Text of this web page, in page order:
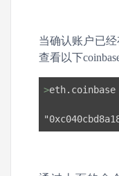
当确认账户已经
查看以下
>eth.coinbase